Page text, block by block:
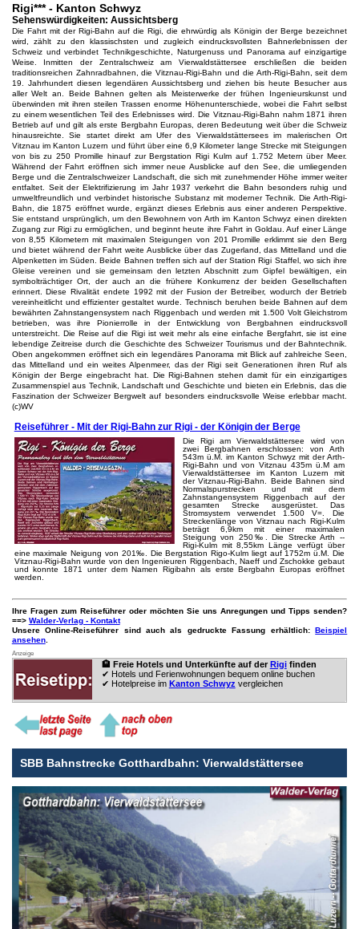
Rigi*** - Kanton Schwyz
Sehenswürdigkeiten: Aussichtsberg
Die Fahrt mit der Rigi-Bahn auf die Rigi, die ehrwürdig als Königin der Berge bezeichnet
wird, zählt zu den klassischsten und zugleich eindrucksvollsten Bahnerlebnissen der
Schweiz und verbindet Technikgeschichte, Naturgenuss und Panorama auf einzigartige
Weise. Inmitten der Zentralschweiz am Vierwaldstättersee erschließen die beiden
traditionsreichen Zahnradbahnen, die Vitznau-Rigi-Bahn und die Arth-Rigi-Bahn, seit dem
19. Jahrhundert diesen legendären Aussichtsberg und ziehen bis heute Besucher aus
aller Welt an. Beide Bahnen gelten als Meisterwerke der frühen Ingenieurskunst und
überwinden mit ihren steilen Trassen enorme Höhenunterschiede, wobei die Fahrt selbst
zu einem wesentlichen Teil des Erlebnisses wird. Die Vitznau-Rigi-Bahn nahm 1871 ihren
Betrieb auf und gilt als erste Bergbahn Europas, deren Bedeutung weit über die Schweiz
hinausreichte. Sie startet direkt am Ufer des Vierwaldstättersees im malerischen Ort
Vitznau im Kanton Luzern und führt über eine 6,9 Kilometer lange Strecke mit Steigungen
von bis zu 250 Promille hinauf zur Bergstation Rigi Kulm auf 1.752 Metern über Meer.
Während der Fahrt eröffnen sich immer neue Ausblicke auf den See, die umliegenden
Berge und die Zentralschweizer Landschaft, die sich mit zunehmender Höhe immer weiter
entfaltet. Seit der Elektrifizierung im Jahr 1937 verkehrt die Bahn besonders ruhig und
umweltfreundlich und verbindet historische Substanz mit moderner Technik. Die Arth-Rigi-
Bahn, die 1875 eröffnet wurde, ergänzt dieses Erlebnis aus einer anderen Perspektive.
Sie entstand ursprünglich, um den Bewohnern von Arth im Kanton Schwyz einen direkten
Zugang zur Rigi zu ermöglichen, und beginnt heute ihre Fahrt in Goldau. Auf einer Länge
von 8,55 Kilometern mit maximalen Steigungen von 201 Promille erklimmt sie den Berg
und bietet während der Fahrt weite Ausblicke über das Zugerland, das Mittelland und die
Alpenketten im Süden. Beide Bahnen treffen sich auf der Station Rigi Staffel, wo sich ihre
Gleise vereinen und sie gemeinsam den letzten Abschnitt zum Gipfel bewältigen, ein
symbolträchtiger Ort, der auch an die frühere Konkurrenz der beiden Gesellschaften
erinnert. Diese Rivalität endete 1992 mit der Fusion der Betreiber, wodurch der Betrieb
vereinheitlicht und effizienter gestaltet wurde. Technisch beruhen beide Bahnen auf dem
bewährten Zahnstangensystem nach Riggenbach und werden mit 1.500 Volt Gleichstrom
betrieben, was ihre Pionierrolle in der Entwicklung von Bergbahnen eindrucksvoll
unterstreicht. Die Reise auf die Rigi ist weit mehr als eine einfache Bergfahrt, sie ist eine
lebendige Zeitreise durch die Geschichte des Schweizer Tourismus und der Bahntechnik.
Oben angekommen eröffnet sich ein legendäres Panorama mit Blick auf zahlreiche Seen,
das Mittelland und ein weites Alpenmeer, das der Rigi seit Generationen ihren Ruf als
Königin der Berge eingebracht hat. Die Rigi-Bahnen stehen damit für ein einzigartiges
Zusammenspiel aus Technik, Landschaft und Geschichte und bieten ein Erlebnis, das die
Faszination der Schweizer Bergwelt auf besonders eindrucksvolle Weise erlebbar macht.
(c)WV
Reiseführer - Mit der Rigi-Bahn zur Rigi - der Königin der Berge
Die Rigi am Vierwaldstättersee wird von
zwei Bergbahnen erschlossen: von Arth
543m ü.M. im Kanton Schwyz mit der Arth-
Rigi-Bahn und von Vitznau 435m ü.M am
Vierwaldstättersee im Kanton Luzern mit
der Vitznau-Rigi-Bahn. Beide Bahnen sind
Normalspurstrecken und mit dem
Zahnstangensystem Riggenbach auf der
gesamten Strecke ausgerüstet. Das
Stromsystem verwendet 1.500 V=. Die
Streckenlänge von Vitznau nach Rigi-Kulm
beträgt 6,9km mit einer maximalen
Steigung von 250‰. Die Strecke Arth --
Rigi-Kulm mit 8,55km Länge verfügt über
eine maximale Neigung von 201‰. Die Bergstation Rigo-Kulm liegt auf 1752m ü.M. Die
Vitznau-Rigi-Bahn wurde von den Ingenieuren Riggenbach, Naeff und Zschokke gebaut
und konnte 1871 unter dem Namen Rigibahn als erste Bergbahn Europas eröffnet
werden.
Ihre Fragen zum Reiseführer oder möchten Sie uns Anregungen und Tipps senden?
==> Walder-Verlag - Kontakt
Unsere Online-Reiseführer sind auch als gedruckte Fassung erhältlich:Beispiel
ansehen.
Anzeige
🏨 Freie Hotels und Unterkünfte auf der Rigifinden
✔ Hotels und Ferienwohnungen bequem online buchen
✔ Hotelpreise im Kanton Schwyz vergleichen
SBB Bahnstrecke Gotthardbahn: Vierwaldstättersee